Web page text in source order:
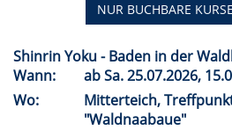
NUR BUCHBARE
Shinrin Yoku - Baden in der
Wann:
abSa.25.07.2026,
Wo:
Mitterteich,
"Waldnaabaue"